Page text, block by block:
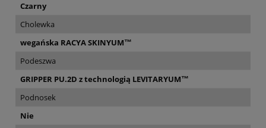
Czarny
Cholewka
wegańska RACYA SKINYUM™
Podeszwa
GRIPPER PU.2D z technologią LEVITARYUM™
Podnosek
Nie